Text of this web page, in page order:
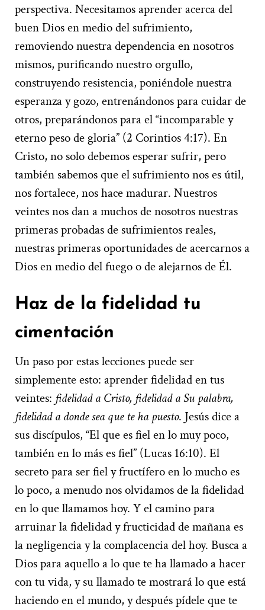
perspectiva. Necesitamos aprender acerca del
buen Dios en medio del sufrimiento,
removiendo nuestra dependencia en nosotros
mismos, purificando nuestro orgullo,
construyendo resistencia, poniéndole nuestra
esperanza y gozo, entrenándonos para cuidar de
otros, preparándonos para el “incomparable y
eterno peso de gloria” (2 Corintios 4:17). En
Cristo, no solo debemos esperar sufrir, pero
también sabemos que el sufrimiento nos es útil,
nos fortalece, nos hace madurar. Nuestros
veintes nos dan a muchos de nosotros nuestras
primeras probadas de sufrimientos reales,
nuestras primeras oportunidades de acercarnos a
Dios en medio del fuego o de alejarnos de Él.
Haz de la fidelidad tu
cimentación
Un paso por estas lecciones puede ser
simplemente esto: ­aprender fidelidad en tus
veintes: fidelidad a Cristo, fidelidad a Su palabra,
fidelidad a donde sea que te ha puesto. Jesús dice a
sus discípulos, “El que es fiel en lo muy poco,
también en lo más es fiel” (Lucas 16:10). El
secreto para ser fiel y fructífero en lo mucho es
lo poco, a menudo nos olvidamos de la fidelidad
en lo que llamamos hoy. Y el camino para
arruinar la fidelidad y fructicidad de mañana es
la negligencia y la complacencia del hoy. Busca a
Dios para aquello a lo que te ha llamado a hacer
con tu vida, y su llamado te mostrará lo que está
haciendo en el mundo, y después pídele que te